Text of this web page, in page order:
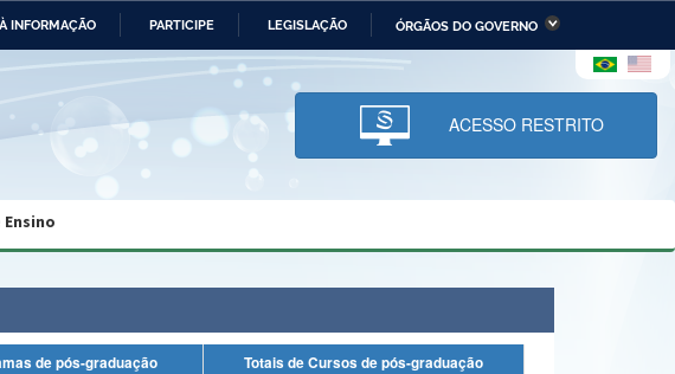
INFORMAÇÃO PARTICIPE LEGISLAÇÃO ÓRGÃOS DO GOVERNO
Ministério da Economia Ministério da Infraestrutura
Ministério da Ciência,
Tecnologia, Inovações e
Comunicações
e dos Direitos Humanos
Planalto
ACESSO RESTRITO
Total de Programas de pós-graduação
Totais de Cursos de pós-graduação